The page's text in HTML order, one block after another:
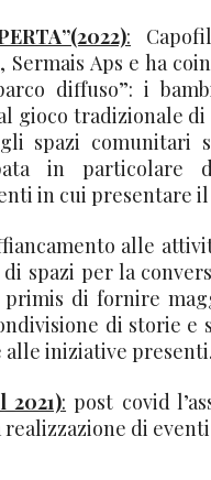
:
Sermais Aps e ha
diffuso”: i
gioco tradizionale
spazi comunitari
in
in cui presentare
alle
spazi per la
di fornire
di storie
iniziative
2021): post covid
di